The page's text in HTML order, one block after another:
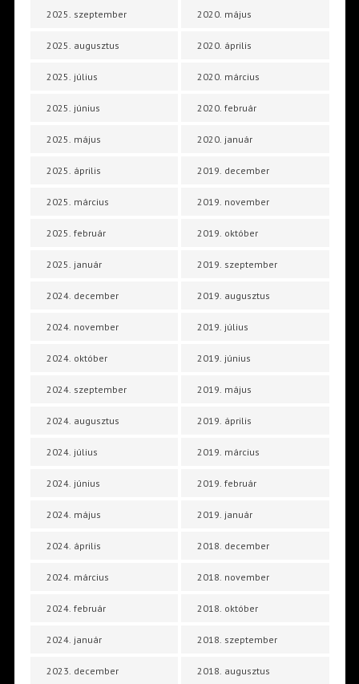
2025. szeptember
2025. augusztus
2025. július
2025. június
2025. május
2025. április
2025. március
2025. február
2025. január
2024. december
2024. november
2024. október
2024. szeptember
2024. augusztus
2024. július
2024. június
2024. május
2024. április
2024. március
2024. február
2024. január
2023. december
2020. május
2020. április
2020. március
2020. február
2020. január
2019. december
2019. november
2019. október
2019. szeptember
2019. augusztus
2019. július
2019. június
2019. május
2019. április
2019. március
2019. február
2019. január
2018. december
2018. november
2018. október
2018. szeptember
2018. augusztus